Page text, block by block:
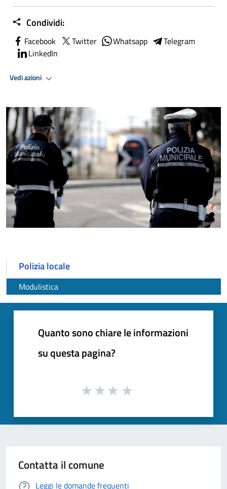
Condividi:
Facebook Twitter Whatsapp
Telegram
LinkedIn
Vedi azioni
Polizia locale
Modulistica
Quanto sono chiare le informazioni
su questa pagina?
Contatta il comune
Leggi le domande frequenti